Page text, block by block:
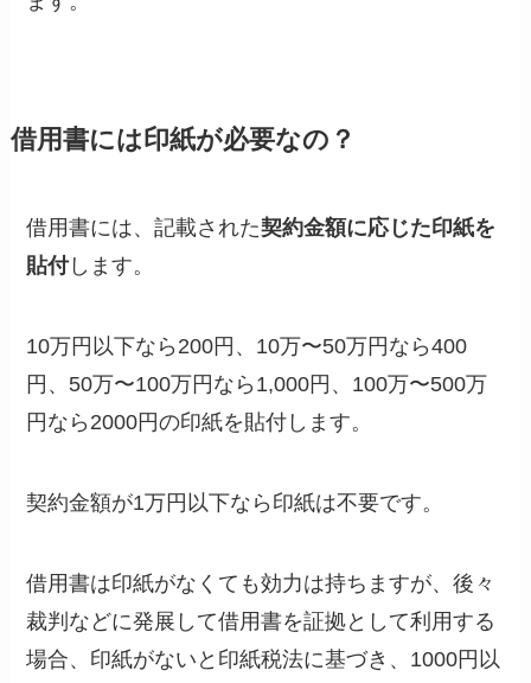
借用書には印紙が必要なの？
借用書には、記載された契約金額に応じた印紙を
貼付します。
10万円以下なら200円、10万〜50万円なら400
円、50万〜100万円なら1,000円、100万〜500万
円なら2000円の印紙を貼付します。
契約金額が1万円以下なら印紙は不要です。
借用書は印紙がなくても効力は持ちますが、後々
裁判などに発展して借用書を証拠として利用する
場合、印紙がないと印紙税法に基づき、1000円以